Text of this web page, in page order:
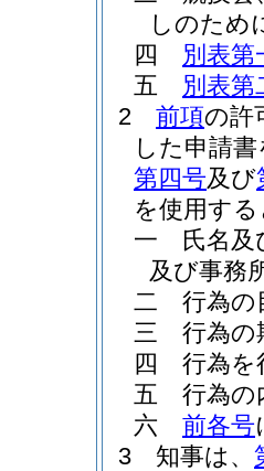
しのため
四
別表第
五
別表第
2
前項の許
した申請
第四号及び
を使用す
一
氏名及
及び事務
二
行為の
三
行為の
四
行為を
五
行為の
六
前各号
3
知事は、